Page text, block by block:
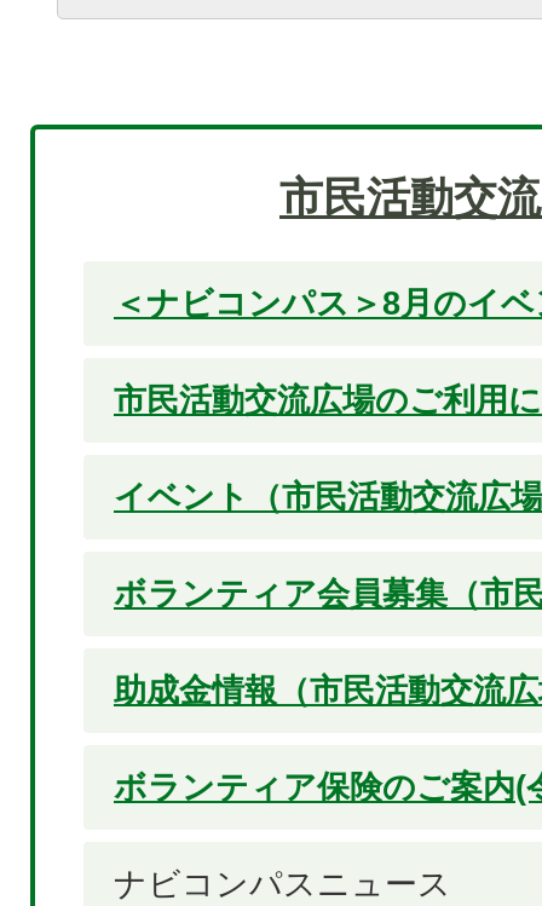
市民活動交
＜ナビコンパス＞8月のイ
市民活動交流広場のご利用
イベント（市民活動交流広
ボランティア会員募集（市
助成金情報（市民活動交流
ボランティア保険のご案内(
ナビコンパスニュース